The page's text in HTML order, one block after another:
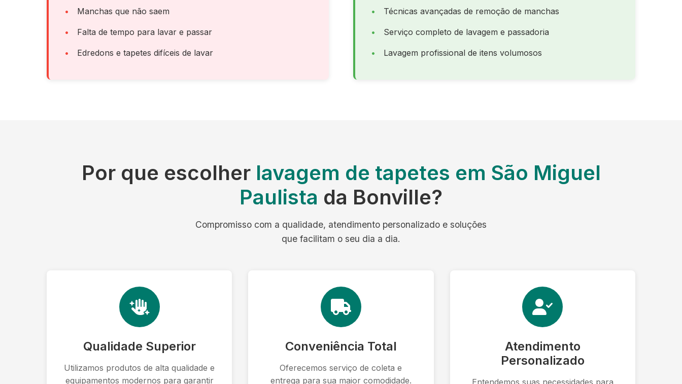
Manchas que não saem
Falta de tempo para lavar e passar
Edredons e tapetes difíceis de lavar
Técnicas avançadas de remoção de manchas
Serviço completo de lavagem e passadoria
Lavagem profissional de itens volumosos
Por que escolher lavagem de tapetes em São Miguel
Paulista da Bonville?
Compromisso com a qualidade, atendimento personalizado e soluções
que facilitam o seu dia a dia.
Qualidade Superior
Utilizamos produtos de alta qualidade e
equipamentos modernos para garantir
Conveniência Total
Oferecemos serviço de coleta e
entrega para sua maior comodidade.
Atendimento
Personalizado
Entendemos suas necessidades para